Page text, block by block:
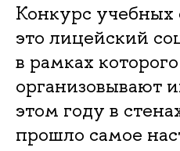
Конкурс
это лицейский
в рамках
организовывают
этом году в
прошло самое